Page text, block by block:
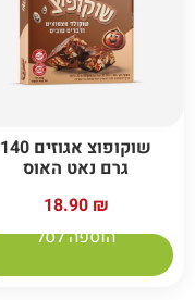
שוקופוצ אגוזים 140
גרם נאט האוס
18.90 ₪
הוספה לסל